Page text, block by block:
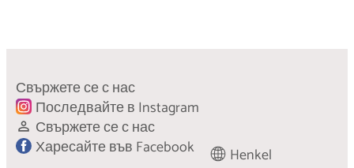
Обяснение на съзнателни избори и термини
рокля
Как да поправим изцапана рокля, прилагайки
тази древна японска философия
Свържете се с нас
Последвайте в Instagram
Свържете се с нас
Харесайте във Facebook
Henkel